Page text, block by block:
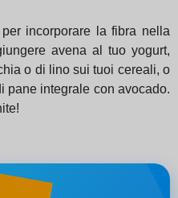
incorporare la fibra nella
avena al tuo yogurt,
o di lino sui tuoi cereali, o
pane integrale con avocado.